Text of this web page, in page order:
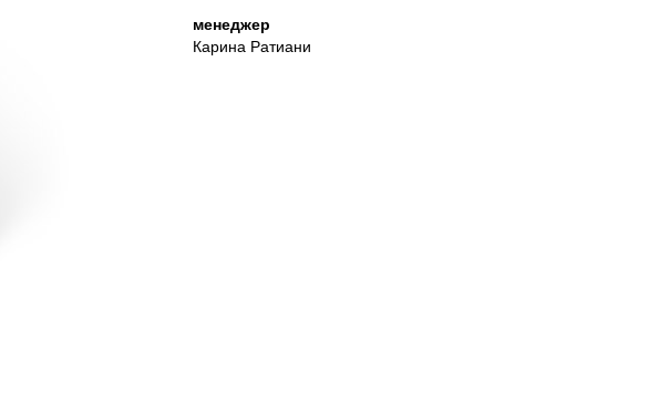
менеджер
Карина Ратиани